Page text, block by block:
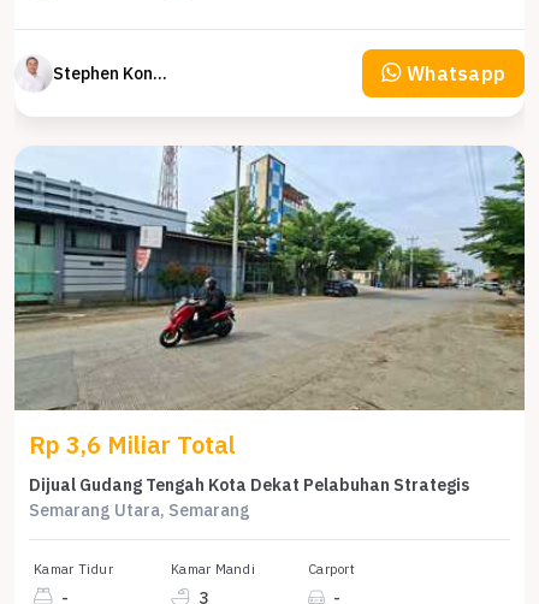
Stephen Konsultan Properti Whatsapp
Rp 3,6 Miliar Total
Dijual Gudang Tengah Kota Dekat Pelabuhan Strategis
Semarang Utara, Semarang
Kamar Tidur
-
Kamar Mandi
3
Carport
-